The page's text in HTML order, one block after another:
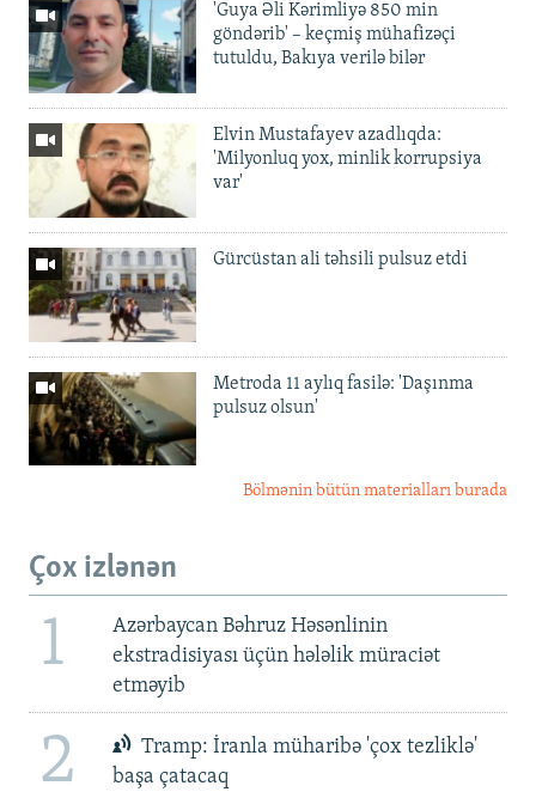
'Guya Əli Kərimliyə 850 min
göndərib' – keçmiş mühafizəçi
tutuldu, Bakıya verilə bilər
Elvin Mustafayev azadlıqda:
'Milyonluq yox, minlik korrupsiya
var'
Gürcüstan ali təhsili pulsuz etdi
Metroda 11 aylıq fasilə: 'Daşınma
pulsuz olsun'
Bölmənin bütün materialları burada
Çox izlənən
1
Azərbaycan Bəhruz Həsənlinin
ekstradisiyası üçün hələlik müraciət
etməyib
2
Tramp: İranla müharibə 'çox tezliklə'
başa çatacaq